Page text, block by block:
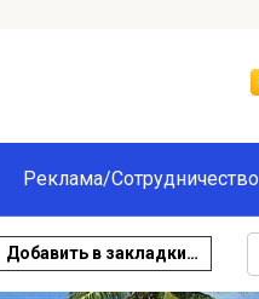
Реклама/Сотрудничество
Добавить в закладки…